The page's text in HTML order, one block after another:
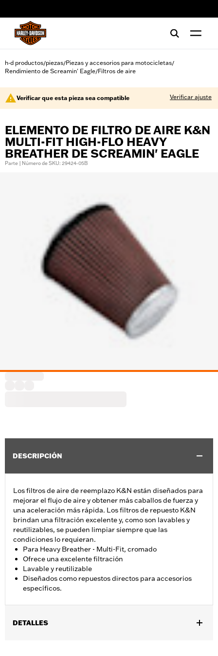
h-d productos/piezas/Piezas y accesorios para motocicletas/
Rendimiento de Screamin' Eagle/Filtros de aire
Verificar que esta pieza sea compatible Verificar ajuste
ELEMENTO DE FILTRO DE AIRE K&N
MULTI-FIT HIGH-FLO HEAVY
BREATHER DE SCREAMIN' EAGLE
Parte | Número de SKU: 29424-05B
DESCRIPCIÓN
Los filtros de aire de reemplazo K&N están diseñados para
mejorar el flujo de aire y obtener más caballos de fuerza y
una aceleración más rápida. Los filtros de repuesto K&N
brindan una filtración excelente y, como son lavables y
reutilizables, se pueden limpiar siempre que las
condiciones lo requieran.
Para Heavy Breather - Multi-Fit, cromado
Ofrece una excelente filtración
Lavable y reutilizable
Diseñados como repuestos directos para accesorios
específicos.
DETALLES